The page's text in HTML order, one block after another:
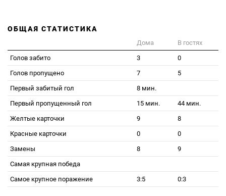
ОБЩАЯ СТАТИСТИКА
Дома
В гостях
Голов забито
3
0
Голов пропущено
7
5
Первый забитый гол
8 мин.
Первый пропущенный гол
15 мин.
44 мин.
Желтые карточки
9
8
Красные карточки
0
0
Замены
8
9
Самая крупная победа
Самое крупное поражение
3:5 0:3